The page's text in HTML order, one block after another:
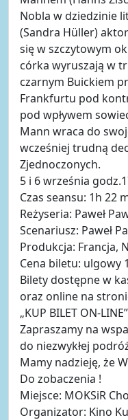
Nobla w dziedzinie
(Sandra Hüller)
się w szczytowym
córka wyruszają w
czarnym Buickiem
Frankfurtu pod
pod wpływem
Mann wraca do
wcześniej trudną
Zjednoczonych.
5 i 6 września
Czas seansu: 1h 22
Reżyseria: Paweł
Scenariusz: Paweł
Produkcja: Francja,
Cena biletu: ulgowy
Bilety dostępne w
oraz online na
„KUP BILET ON-
Zapraszamy na
do niezwykłej
Mamy nadzieję, że
Do zobaczenia !
Miejsce: MOKSiR
Organizator: Kino